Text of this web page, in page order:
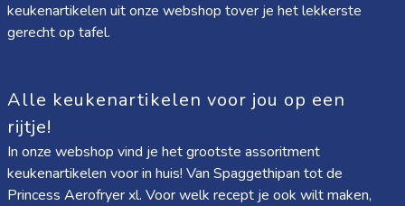
keukenartikelen uit onze webshop tover je het lekkerste
gerecht op tafel.
Alle keukenartikelen voor jou op een
rijtje!
In onze webshop vind je het grootste assoritment
keukenartikelen voor in huis! Van Spaggethipan tot de
Princess Aerofryer xl. Voor welk recept je ook wilt maken,